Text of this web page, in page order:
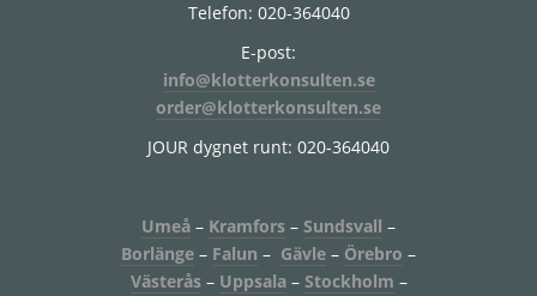
Telefon: 020-364040
E-post:
info@klotterkonsulten.se
order@klotterkonsulten.se
JOUR dygnet runt: 020-364040
Umeå – Kramfors – Sundsvall –
Borlänge – Falun – Gävle – Örebro –
Västerås– Uppsala– Stockholm –